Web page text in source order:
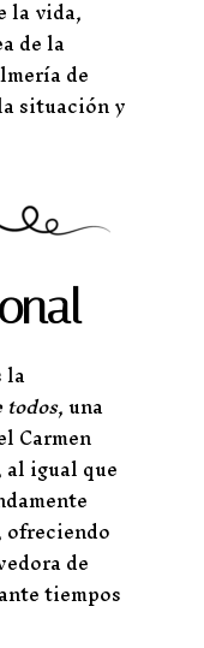
la vida,
de la
de
situación y
la
, una
Carmen
al igual que
ofreciendo
de
tiempos